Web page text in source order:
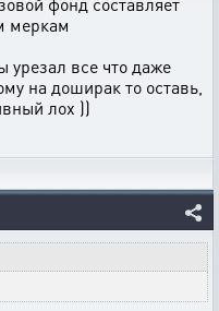
меркам
урезал все что даже
на доширак то оставь,
лох ))